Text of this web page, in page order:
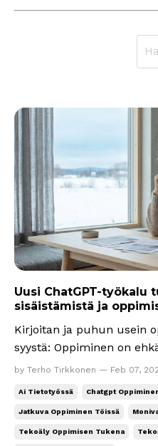
Uusi ChatGPT-työkalu
sisäistämistä ja
Kirjoitan ja puhun usein
syystä: Oppiminen on ehkä tärkein metataito
(työ)elämässä. Tekoälyn
viikkokirjeen aiheena
yksinkertainen
by Terho Tirkkonen — Feb 07,
Ai Tietotyössä Chatgpt
Jatkuva Oppiminen Töissä
Tekoäly Oppimisen Tukena